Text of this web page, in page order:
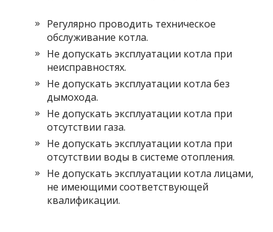
Регулярно проводить техническое
обслуживание котла.
Не допускать эксплуатации котла при
неисправностях.
Не допускать эксплуатации котла без
дымохода.
Не допускать эксплуатации котла при
отсутствии газа.
Не допускать эксплуатации котла при
отсутствии воды в системе отопления.
Не допускать эксплуатации котла лицами,
не имеющими соответствующей
квалификации.